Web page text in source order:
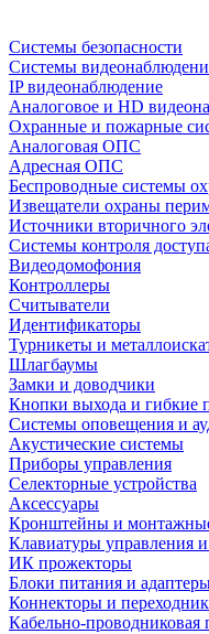
Системы безопасности
Системы
IP видеонаблюдение
Аналоговое и HD
Охранные и пожарные
Аналоговая ОПС
Адресная ОПС
Беспроводные системы
Извещатели охраны
Источники вторичного
Системы контроля
Видеодомофония
Контроллеры
Считыватели
Идентификаторы
Турникеты и
Шлагбаумы
Замки и доводчики
Кнопки выхода и гибкие
Системы оповещения и
Акустические системы
Приборы управления
Селекторные устройства
Аксессуары
Кронштейны и
Клавиатуры управления
ИК прожекторы
Блоки питания и
Коннекторы и
Кабельно-проводниковая